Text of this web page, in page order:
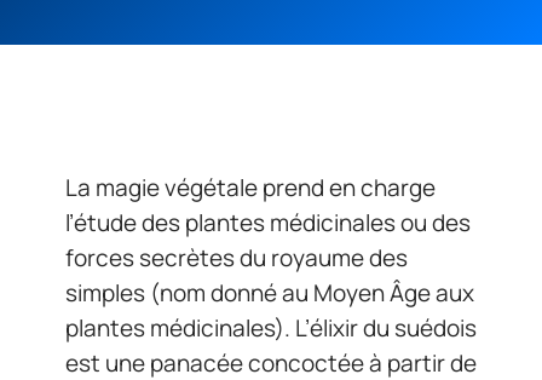
La magie végétale prend en charge
l’étude des plantes médicinales ou des
forces secrètes du royaume des
simples (nom donné au Moyen Âge aux
plantes médicinales). L’élixir du suédois
est une panacée concoctée à partir de